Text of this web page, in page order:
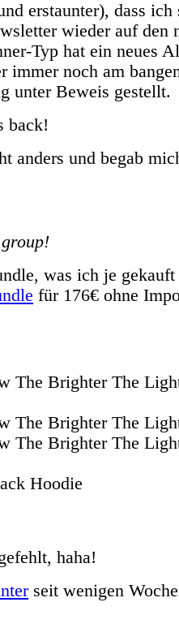
erstaunter), dass
wieder auf den
Typ hat ein neues
immer noch am
unter Beweis gestellt.
back!
anders und begab
was ich je gekauft
für 176€ ohne
The Brighter The
The Brighter The
The Brighter The
Hoodie
haha!
seit wenigen